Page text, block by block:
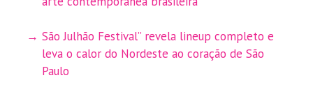
São Julhão Festival” revela lineup completo e
leva o calor do Nordeste ao coração de São
Paulo